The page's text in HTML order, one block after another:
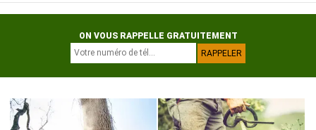
ON VOUS RAPPELLE GRATUITEMENT